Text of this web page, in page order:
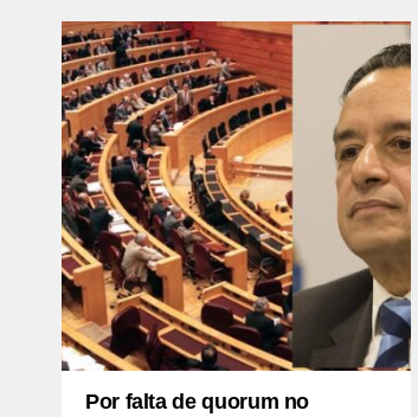
Por falta de quorum no